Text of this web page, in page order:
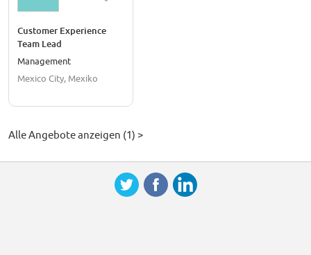
Customer Experience
Team Lead
Management
Mexico City, Mexiko
Alle Angebote anzeigen (1) >